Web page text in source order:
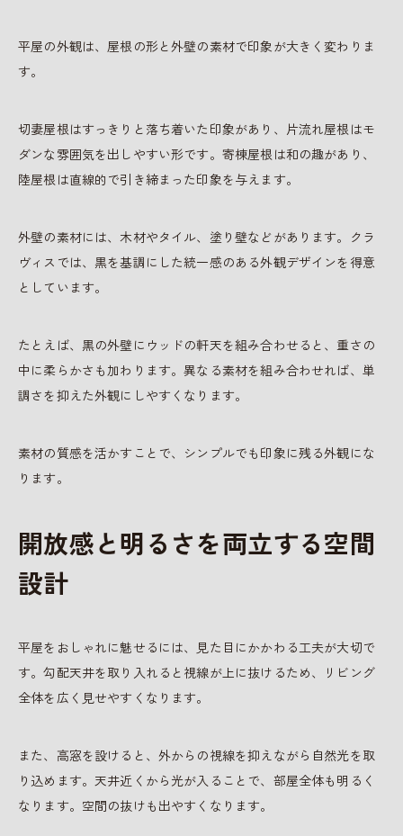
平屋の外観は、屋根の形と外壁の素材で印象が大きく変わりま
す。
切妻屋根はすっきりと落ち着いた印象があり、片流れ屋根はモ
ダンな雰囲気を出しやすい形です。寄棟屋根は和の趣があり、
陸屋根は直線的で引き締まった印象を与えます。
外壁の素材には、木材やタイル、塗り壁などがあります。クラ
ヴィスでは、黒を基調にした統一感のある外観デザインを得意
としています。
たとえば、黒の外壁にウッドの軒天を組み合わせると、重さの
中に柔らかさも加わります。異なる素材を組み合わせれば、単
調さを抑えた外観にしやすくなります。
素材の質感を活かすことで、シンプルでも印象に残る外観にな
ります。
開放感と明るさを両立する空間
設計
平屋をおしゃれに魅せるには、見た目にかかわる工夫が大切で
す。勾配天井を取り入れると視線が上に抜けるため、リビング
全体を広く見せやすくなります。
また、高窓を設けると、外からの視線を抑えながら自然光を取
り込めます。天井近くから光が入ることで、部屋全体も明るく
なります。空間の抜けも出やすくなります。